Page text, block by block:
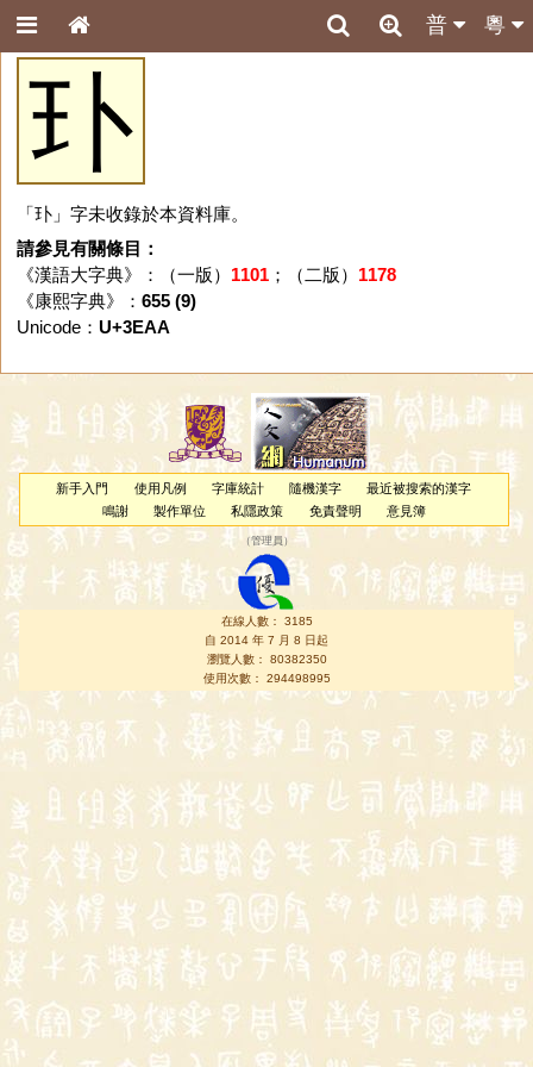
粵
普
㺪
「㺪」字未收錄於本資料庫。
請參見有關條目：
《漢語大字典》：（一版） 1101；（二版） 1178
《康熙字典》： 655 (9)
Unicode： U+3EAA
新手入門 使用凡例 字庫統計 隨機漢字
最近被搜索的漢字
鳴謝
製作單位 私隱政策 免責聲明 意見簿
（管理員 ）
在線人數： 3185
自 2014 年 7 月 8 日起
瀏覽人數： 80382350
使用次數： 294498995